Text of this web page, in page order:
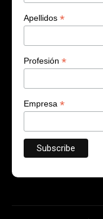
Apellidos *
Profesión *
Empresa *